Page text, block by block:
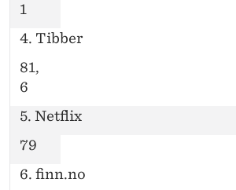
1
4. Tibber
81,
6
5. Netflix
79
6. finn.no